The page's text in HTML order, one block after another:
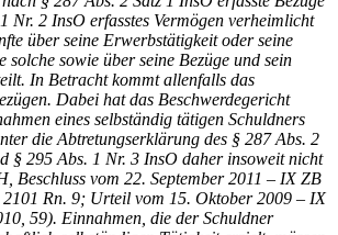
Nr. 2 InsO erfasstes Vermögen verheimlicht
über seine Erwerbstätigkeit oder seine
solche sowie über seine Bezüge und sein
In Betracht kommt allenfalls das
Dabei hat das Beschwerdegericht
eines selbständig tätigen Schuldners
die Abtretungserklärung des § 287 Abs. 2
§ 295 Abs. 1 Nr. 3 InsO daher insoweit nicht
, Beschluss vom 22. September 2011 – IX ZB
2101 Rn. 9; Urteil vom 15. Oktober 2009 – IX
59). Einnahmen, die der Schuldner